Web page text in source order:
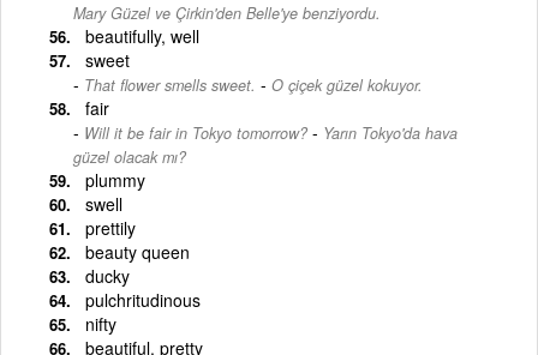
Mary Güzel ve Çirkin'den Belle'ye benziyordu.
beautifully, well
sweet
That flower smells sweet. - O çiçek güzel kokuyor.
fair
Will it be fair in Tokyo tomorrow? - Yarın Tokyo'da hava
güzel olacak mı?
plummy
swell
prettily
beauty queen
ducky
pulchritudinous
nifty
beautiful, pretty